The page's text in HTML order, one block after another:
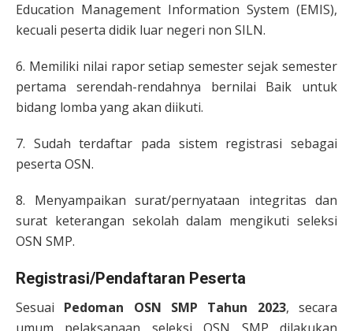
Education Management Information System (EMIS),
kecuali peserta didik luar negeri non SILN.
6. Memiliki nilai rapor setiap semester sejak semester
pertama serendah-rendahnya bernilai Baik untuk
bidang lomba yang akan diikuti.
7. Sudah terdaftar pada sistem registrasi sebagai
peserta OSN.
8. Menyampaikan surat/pernyataan integritas dan
surat keterangan sekolah dalam mengikuti seleksi
OSN SMP.
Registrasi/Pendaftaran Peserta
Sesuai Pedoman OSN SMP Tahun 2023, secara